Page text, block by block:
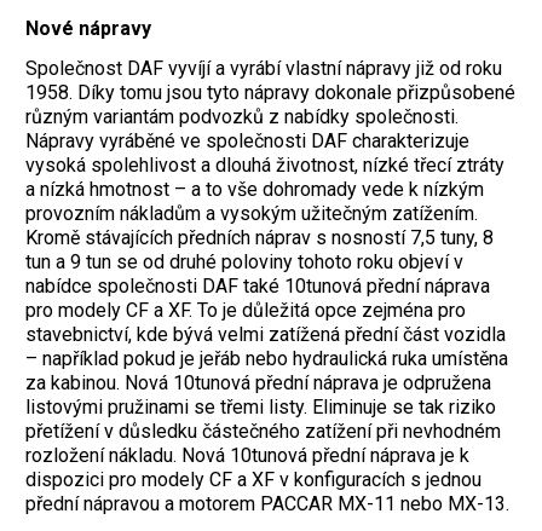
Nové nápravy
Společnost DAF vyvíjí a vyrábí vlastní nápravy již od roku
1958. Díky tomu jsou tyto nápravy dokonale přizpůsobené
různým variantám podvozků z nabídky společnosti.
Nápravy vyráběné ve společnosti DAF charakterizuje
vysoká spolehlivost a dlouhá životnost, nízké třecí ztráty
a nízká hmotnost – a to vše dohromady vede k nízkým
provozním nákladům a vysokým užitečným zatížením.
Kromě stávajících předních náprav s nosností 7,5 tuny, 8
tun a 9 tun se od druhé poloviny tohoto roku objeví v
nabídce společnosti DAF také 10tunová přední náprava
pro modely CF a XF. To je důležitá opce zejména pro
stavebnictví, kde bývá velmi zatížená přední část vozidla
– například pokud je jeřáb nebo hydraulická ruka umístěna
za kabinou. Nová 10tunová přední náprava je odpružena
listovými pružinami se třemi listy. Eliminuje se tak riziko
přetížení v důsledku částečného zatížení při nevhodném
rozložení nákladu. Nová 10tunová přední náprava je k
dispozici pro modely CF a XF v konfiguracích s jednou
přední nápravou a motorem PACCAR MX-11 nebo MX-13.